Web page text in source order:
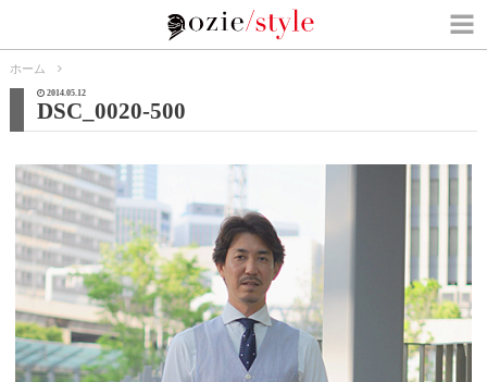
ホーム
2014.05.12
DSC_0020-500